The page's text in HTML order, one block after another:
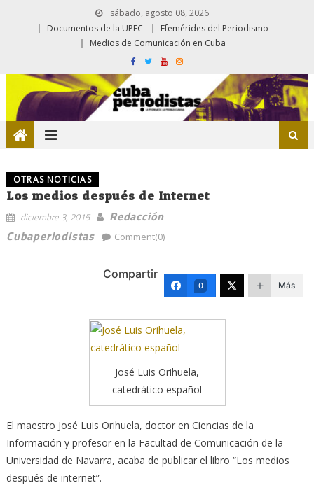
sábado, agosto 08, 2026
Documentos de la UPEC
Efemérides del Periodismo
Medios de Comunicación en Cuba
OTRAS NOTICIAS
Los medios después de Internet
diciembre 3, 2015
Redacción
Cubaperiodistas
Comment(0)
Compartir
0 Más
José Luis Orihuela,
catedrático español
El maestro José Luis Orihuela, doctor en Ciencias de la
Información y profesor en la Facultad de Comunicación de la
Universidad de Navarra, acaba de publicar el libro “Los medios
después de internet”.